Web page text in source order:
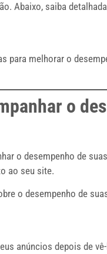
Abaixo, saiba
para melhorar o
o
o desempenho de
ao seu site.
o desempenho de
anúncios depois de